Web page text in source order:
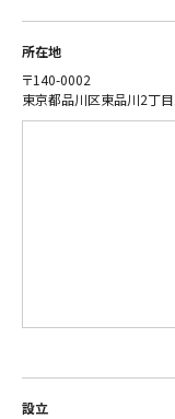
所在地
〒140-0002
東京都品川区東品川2丁
​設立